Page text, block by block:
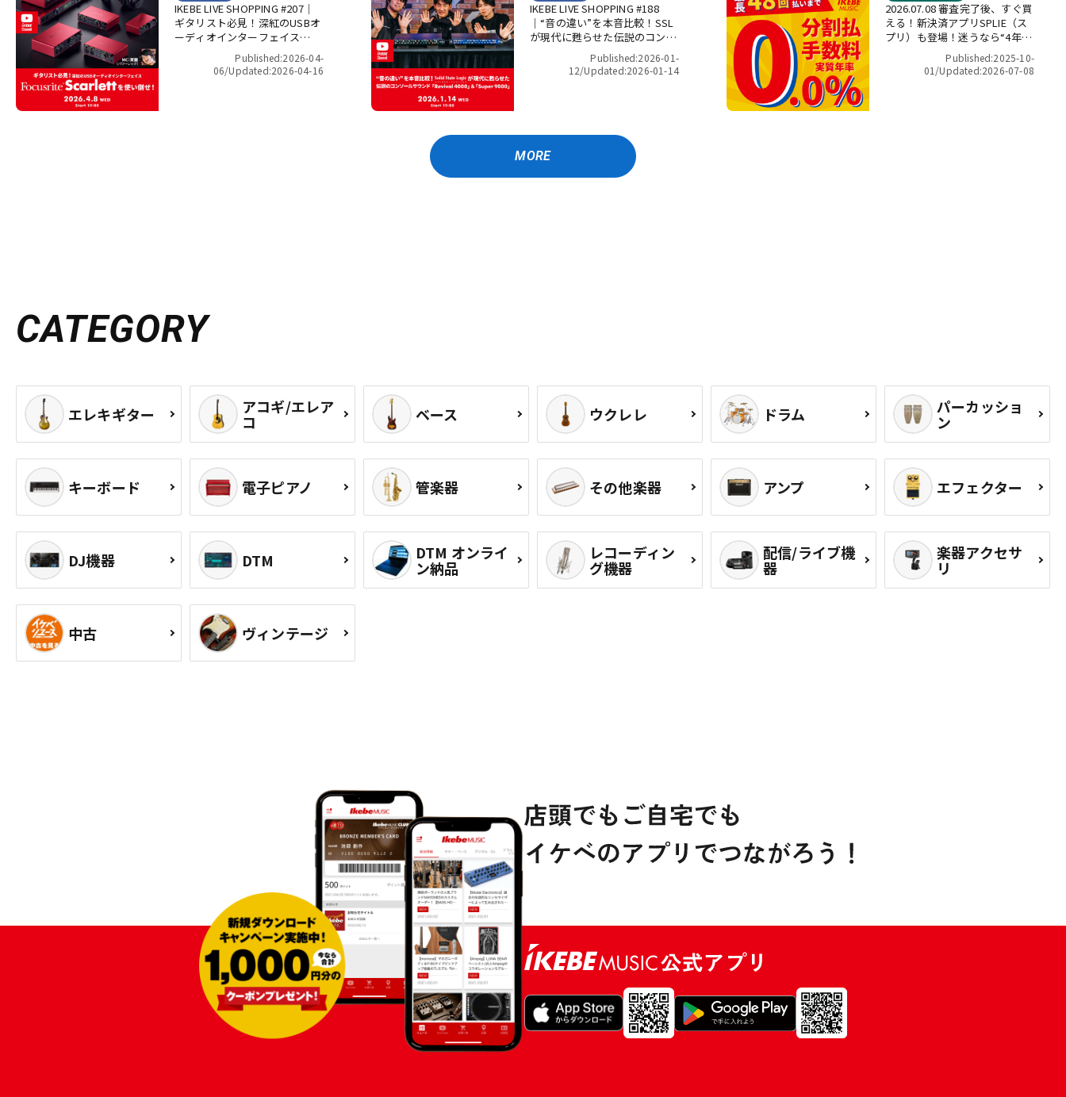
IKEBE LIVE SHOPPING #207｜
ギタリスト必見！深紅のUSBオ
ーディオインターフェイス
Focusrite Scarlett を使い倒
せ！【presented by パワーレ
Published:2026-04-
06/Updated:2026-04-16
IKEBE LIVE SHOPPING #188
｜“音の違い”を本音比較！SSL
が現代に甦らせた伝説のコンソ
ールサウンド「Revival 4000」
＆「Super 9000」【presented
by パワーレック】
Published:2026-01-
12/Updated:2026-01-14
2026.07.08 審査完了後、すぐ買
える！新決済アプリSPLIE（ス
プリ）も登場！迷うなら“4年間
金利ゼロ！”最長48回 無金利キ
ャンペーン
Published:2025-10-
01/Updated:2026-07-08
MORE
CATEGORY
エレキギター アコギ/エレア
コ ベース ウクレレ ドラム パーカッショ
ン
キーボード 電子ピアノ 管楽器 その他楽器 アンプ エフェクター
DJ機器 DTM DTM オンライ
ン納品
レコーディン
グ機器
配信/ライブ機
器
楽器アクセサ
リ
中古 ヴィンテージ